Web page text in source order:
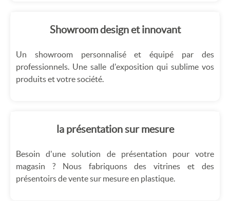
Showroom design et innovant
Un showroom personnalisé et équipé par des
professionnels. Une salle d'exposition qui sublime vos
produits et votre société.
la présentation sur mesure
Besoin d'une solution de présentation pour votre
magasin ? Nous fabriquons des vitrines et des
présentoirs de vente sur mesure en plastique.